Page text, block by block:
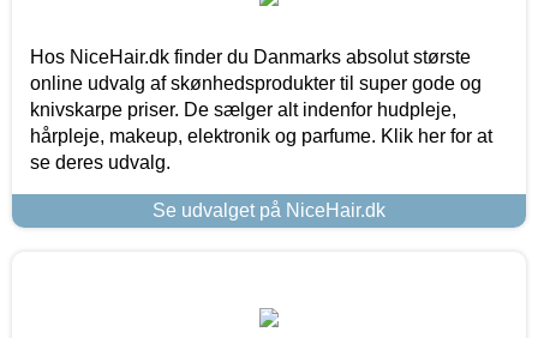
Hos NiceHair.dk finder du Danmarks absolut største
online udvalg af skønhedsprodukter til super gode og
knivskarpe priser. De sælger alt indenfor hudpleje,
hårpleje, makeup, elektronik og parfume. Klik her for at
se deres udvalg.
Se udvalget på NiceHair.dk